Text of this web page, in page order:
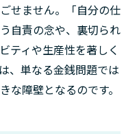
せません。「自分の仕
自責の念や、裏切られ
ティや生産性を著しく
、単なる金銭問題では
な障壁となるのです。